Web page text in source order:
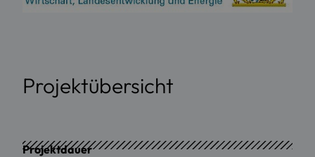
Projektübersicht
Projektdauer